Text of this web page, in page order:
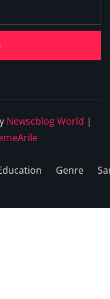
Newscblog World |
Genre